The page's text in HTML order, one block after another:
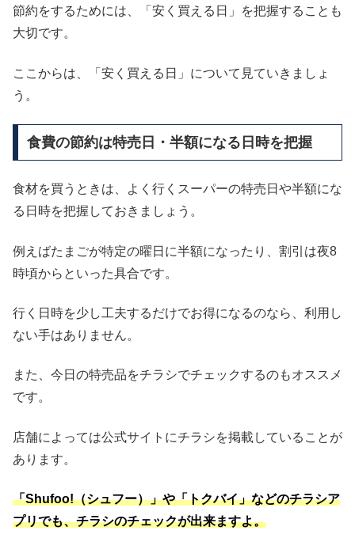
節約をするためには、「安く買える日」を把握することも
大切です。
ここからは、「安く買える日」について見ていきましょ
う。
食費の節約は特売日・半額になる日時を把握
食材を買うときは、よく行くスーパーの特売日や半額にな
る日時を把握しておきましょう。
例えばたまごが特定の曜日に半額になったり、割引は夜8
時頃からといった具合です。
行く日時を少し工夫するだけでお得になるのなら、利用し
ない手はありません。
また、今日の特売品をチラシでチェックするのもオススメ
です。
店舗によっては公式サイトにチラシを掲載していることが
あります。
「Shufoo!（シュフー）」や「トクバイ」などのチラシア
プリでも、チラシのチェックが出来ますよ。